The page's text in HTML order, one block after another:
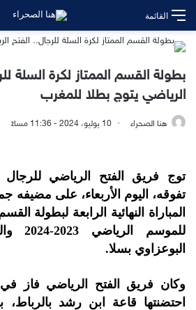
القائمة
بطولة القسم الممتاز لكرة السلة
الرياضي يتوج بطلا للمغرب
هنا الصحراء 10 يوليو، 2024 - 11:36 مساءً
توج فريق الفتح الرياضي
المباراة النهائية الرابعة لبطولة
للموسم
البوعزاوي بسلا.
وكان فريق الفتح الرياضي فاز في